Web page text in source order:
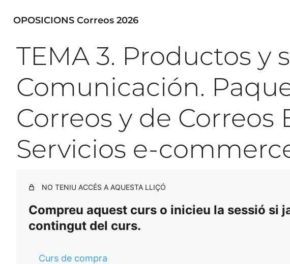
OPOSICIONS Correos 2026
TEMA 3. Productos y
Comunicación.
Correos y de Correos
Servicios e-
NO TENIU ACCÉS A AQUESTA LLIÇÓ
Compreu aquest curs o inicieu la sessió si
contingut del curs.
Curs de compra